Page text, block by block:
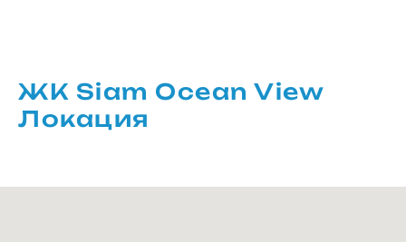
ЖК Siam Ocean View
Локация